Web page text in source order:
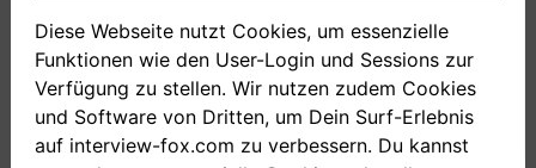
+ Neue Antwort aufnehmen
Diese Webseite nutzt Cookies, um essenzielle
Funktionen wie den User-Login und Sessions zur
Verfügung zu stellen. Wir nutzen zudem Cookies
und Software von Dritten, um Dein Surf-Erlebnis
auf interview-fox.com zu verbessern. Du kannst